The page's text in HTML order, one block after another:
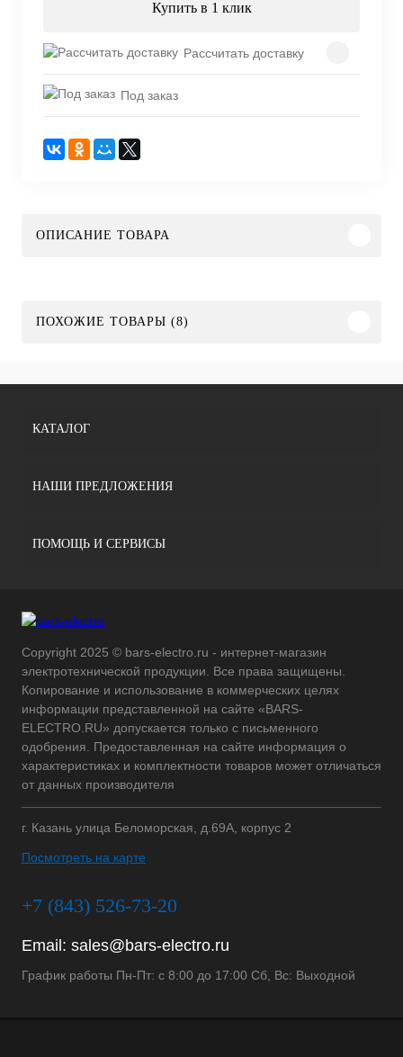
Купить в 1 клик
Рассчитать доставку
Под заказ
ОПИСАНИЕ ТОВАРА
ПОХОЖИЕ ТОВАРЫ (8)
КАТАЛОГ
НАШИ ПРЕДЛОЖЕНИЯ
ПОМОЩЬ И СЕРВИСЫ
Copyright 2025 © bars-electro.ru - интернет-магазин
электротехнической продукции. Все права защищены.
Копирование и использование в коммерческих целях
информации представленной на сайте «BARS-
ELECTRO.RU» допускается только с письменного
одобрения. Предоставленная на сайте информация о
характеристиках и комплектности товаров может отличаться
от данных производителя
г. Казань улица Беломорская, д.69А, корпус 2
Посмотреть на карте
+7 (843) 526-73-20
Email: sales@bars-electro.ru
График работы Пн-Пт: с 8:00 до 17:00 Сб, Вс: Выходной